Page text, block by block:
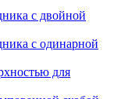
с двойной
с одинарной
для